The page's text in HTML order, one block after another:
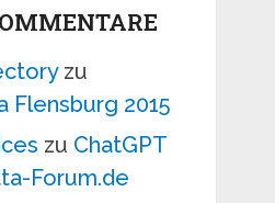
zu
Flensburg 2015
zu ChatGPT
Forum.de